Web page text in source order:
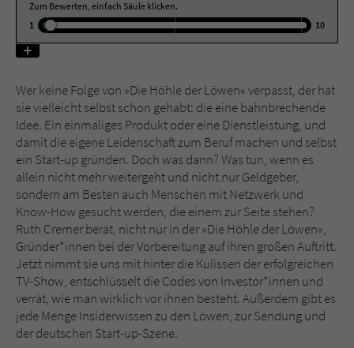
Zum Bewerten, einfach Säule klicken.
1
10
Wer keine Folge von »Die Höhle der Löwen« verpasst, der hat
sie vielleicht selbst schon gehabt: die eine bahnbrechende
Idee. Ein einmaliges Produkt oder eine Dienstleistung, und
damit die eigene Leidenschaft zum Beruf machen und selbst
ein Start-up gründen. Doch was dann? Was tun, wenn es
allein nicht mehr weitergeht und nicht nur Geldgeber,
sondern am Besten auch Menschen mit Netzwerk und
Know-How gesucht werden, die einem zur Seite stehen?
Ruth Cremer berät, nicht nur in der »Die Höhle der Löwen«,
Gründer*innen bei der Vorbereitung auf ihren großen Auftritt.
Jetzt nimmt sie uns mit hinter die Kulissen der erfolgreichen
TV-Show, entschlüsselt die Codes von Investor*innen und
verrät, wie man wirklich vor ihnen besteht. Außerdem gibt es
jede Menge Insiderwissen zu den Löwen, zur Sendung und
der deutschen Start-up-Szene.
Laufzeit 1 Jahr
Zweck Cookie für Kommentare einzelner Buchtitel
Name fe_typo_user
Anbieter Literatur-Couch Medien GmbH & Co. KG
Laufzeit Session
Zweck
Dieses Cookie gewährleistet die
Kommunikation der Webseite mit dem
Benutzer. Es wird benötigt um z. B. den